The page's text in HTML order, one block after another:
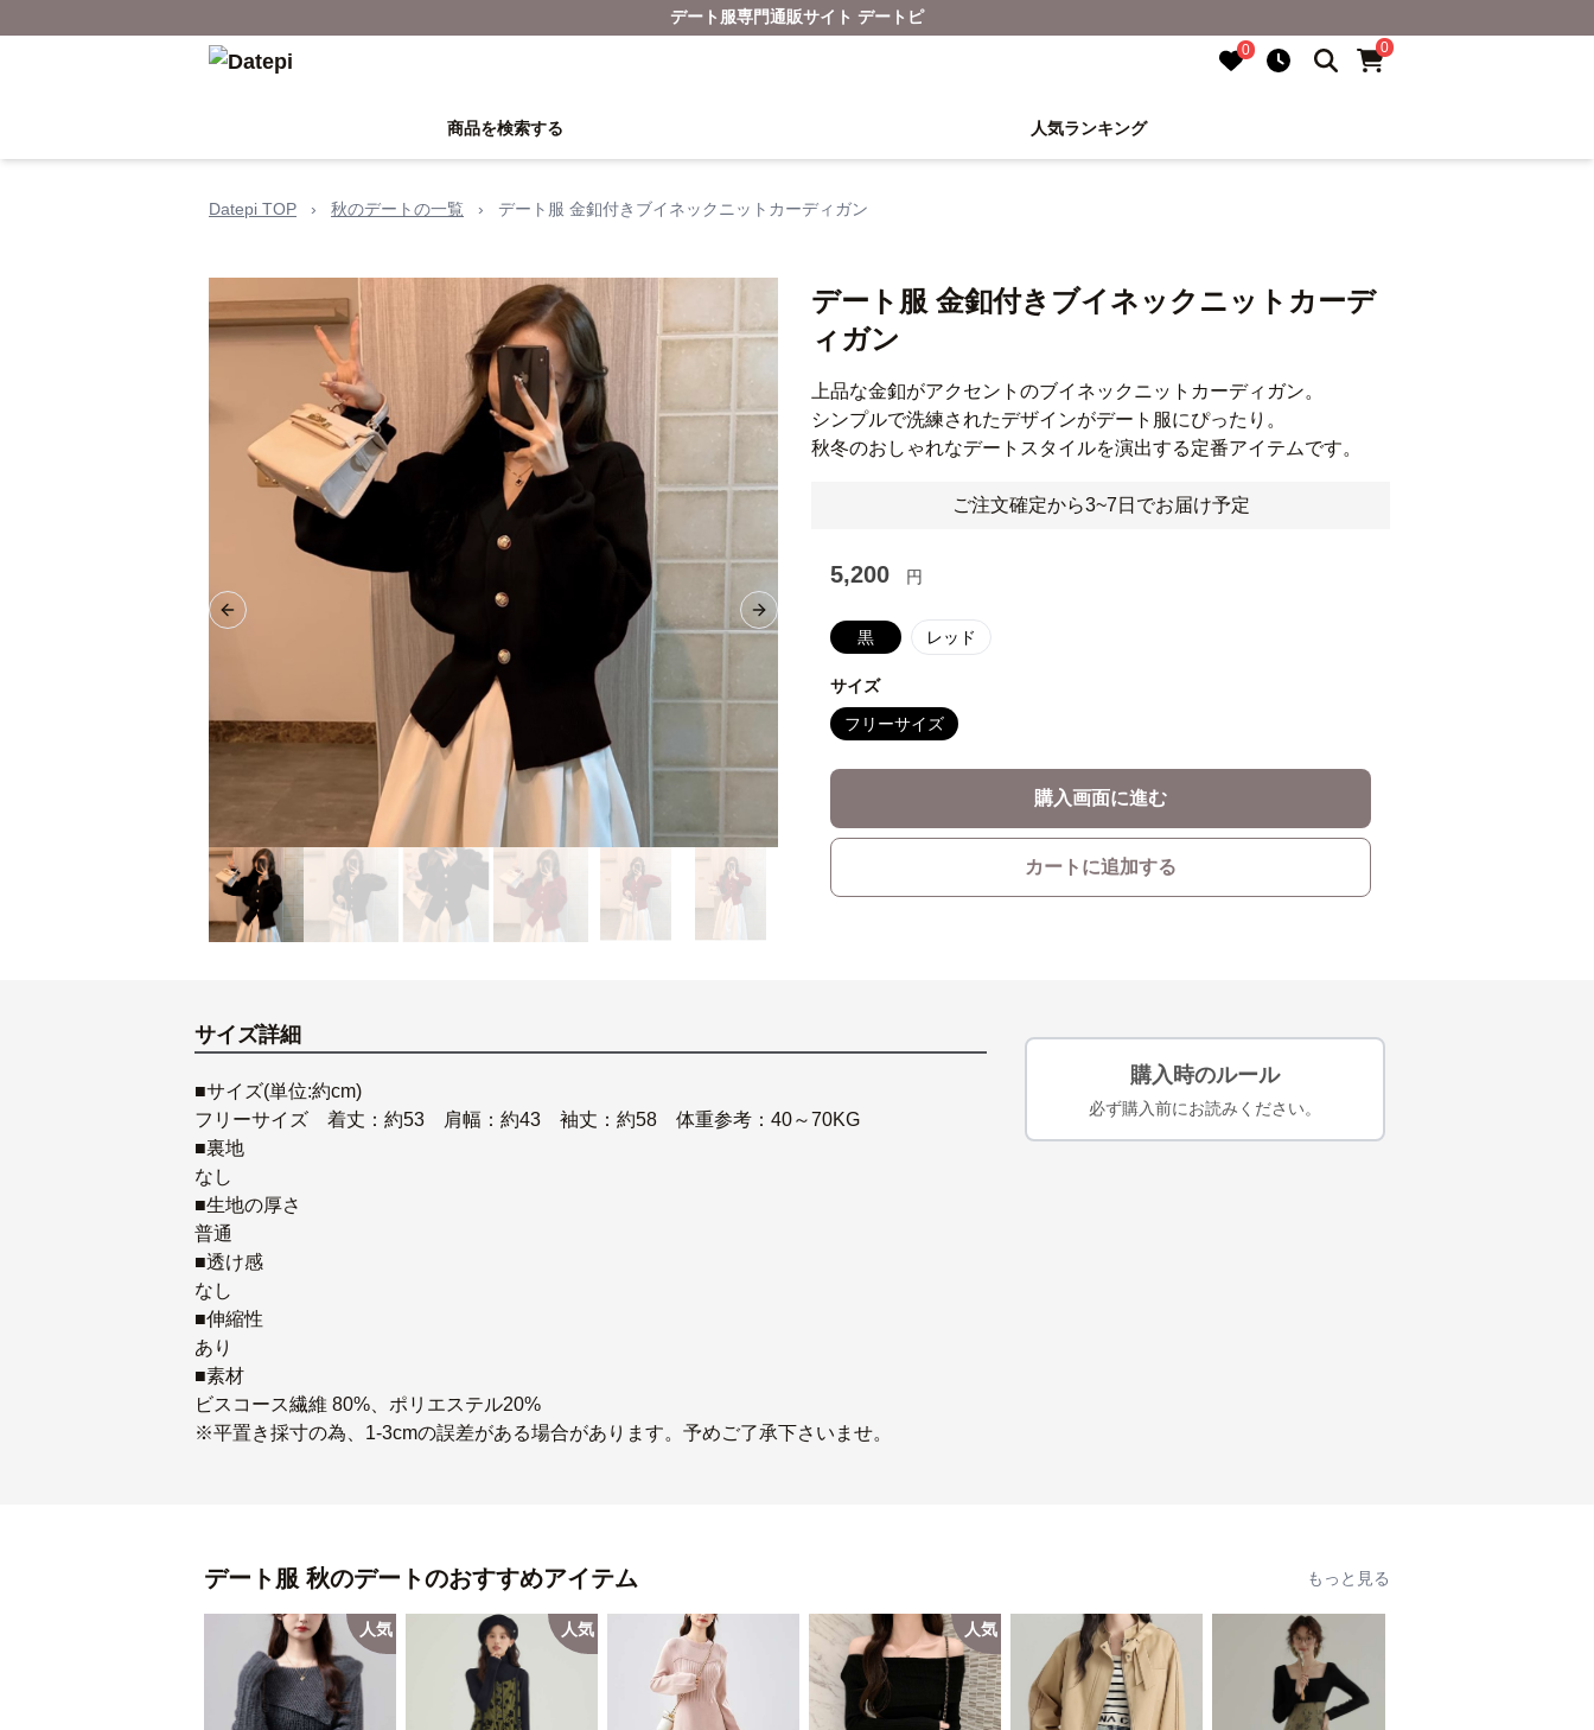
デート服専門通販サイト デートピ
0 0
商品を検索する 人気ランキング
Datepi TOP › 秋のデートの一覧 › デート服 金釦付きブイネックニットカーディガン
Previous slide Next slide
デート服 金釦付きブイネックニットカーデ
ィガン
上品な金釦がアクセントのブイネックニットカーディガン。
シンプルで洗練されたデザインがデート服にぴったり。
秋冬のおしゃれなデートスタイルを演出する定番アイテムです。
ご注文確定から3~7日でお届け予定
5,200 円
黒 レッド
サイズ
フリーサイズ
購入画面に進む
カートに追加する
サイズ詳細
■サイズ(単位:約cm)
フリーサイズ 着丈：約53 肩幅：約43 袖丈：約58 体重参考：40～70KG
■裏地
なし
■生地の厚さ
普通
■透け感
なし
■伸縮性
あり
■素材
ビスコース繊維 80%、ポリエステル20%
※平置き採寸の為、1-3cmの誤差がある場合があります。予めご了承下さいませ。
購入時のルール
必ず購入前にお読みください。
デート服 秋のデートのおすすめアイテム もっと見る
人気 人気 人気